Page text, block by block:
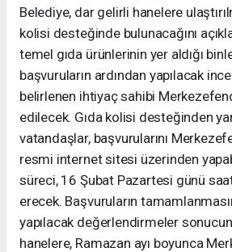
Belediye, dar gelirli hanelere
kolisi desteğinde bulunacağını
temel gıda ürünlerinin yer aldığı
başvuruların ardından yapılacak
belirlenen ihtiyaç sahibi
edilecek. Gıda kolisi desteğinden
vatandaşlar, başvurularını
resmi internet sitesi üzerinden
süreci, 16 Şubat Pazartesi günü
erecek. Başvuruların
yapılacak değerlendirmeler
hanelere, Ramazan ayı boyunca